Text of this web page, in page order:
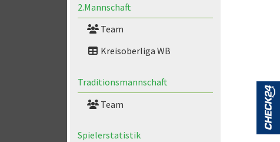
2.Mannschaft
Team
Kreisoberliga WB
Traditionsmannschaft
Team
Spielerstatistik